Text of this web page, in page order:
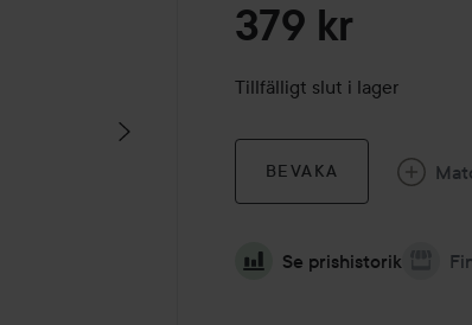
379 kr
Tillfälligt slut i lager
BEVAKA
Se prishistorik